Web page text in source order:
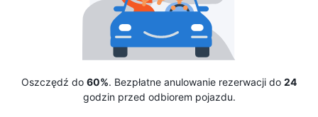
Oszczędź do 60%. Bezpłatne anulowanie rezerwacji do 24
godzin przed odbiorem pojazdu.